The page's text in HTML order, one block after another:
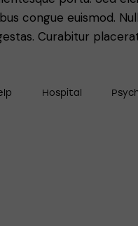
congue euismod.
Curabitur
Hospital